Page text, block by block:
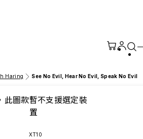
Haring See No Evil, Hear No Evil, Speak No Evil
此圖款暫不支援選定裝
置
XT10